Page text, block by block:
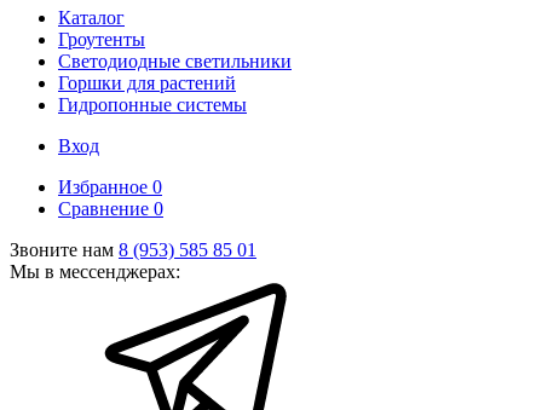
Каталог
Гроутенты
Светодиодные светильники
Горшки для растений
Гидропонные системы
Вход
Избранное 0
Сравнение 0
Звоните нам 8 (953) 585 85 01
Мы в мессенджерах: